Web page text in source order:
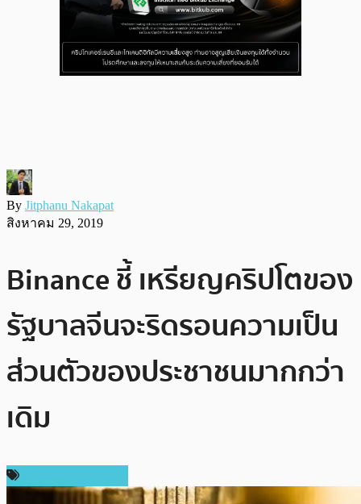
By Jitphanu Nakapat
สิงหาคม 29, 2019
Binance ชี้ เหรียญคริปโตของ
รัฐบาลจีนจะริดรอนความเป็น
ส่วนตัวของประชาชนมากกว่า
เดิม